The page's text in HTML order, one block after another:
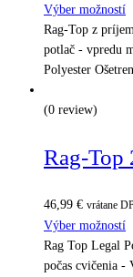
Výber možností
Rag-Top z
potlač - vpredu
Polyester
(0 review)
Rag-Top
46,99 € vrátane
Výber možností
Rag Top Legal
počas cvičenia